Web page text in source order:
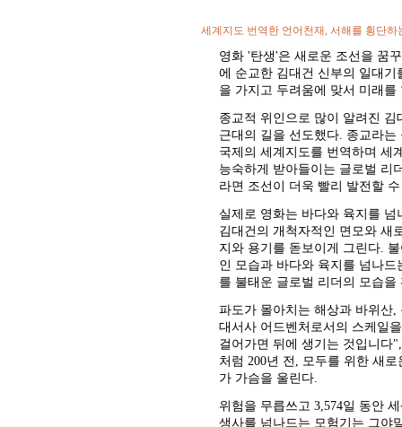
세계지도 번역한 언어천재, 서해를 횡단하
영화 '탄생'은 새로운 조선을 꿈
에 순교한 김대건 신부의 일대
을 가지고 두려움에 맞서 미래
종교적 위인으로 많이 알려진
근대의 길을 선도했다. 종교라
국제의 세계지도를 번역하며 세
능숙하게 받아들이는 글로벌 리
라면 조선이 더욱 빨리 발전할
실제로 영화는 바다와 육지를
김대건의 개척자적인 면모와 새
지와 용기를 돋보이게 그린다.
인 모습과 바다와 육지를 넘나
를 불태운 글로벌 리더의 모습을
파도가 몰아치는 해상과 바위산
대서사 어드벤처로서의 스케일
걸어가면 뒤에 생기는 것입니다
처럼 200년 전, 모두를 위한 새
가 가슴을 울린다.
위험을 무릅쓰고 3,574일 동안
생사를 넘나드는 모험기는 그야